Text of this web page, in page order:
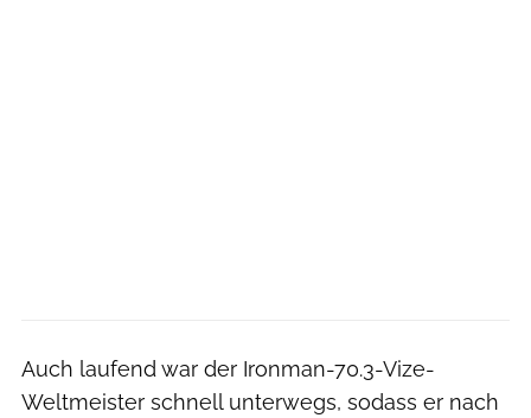
Auch laufend war der Ironman-70.3-Vize-
Weltmeister schnell unterwegs, sodass er nach